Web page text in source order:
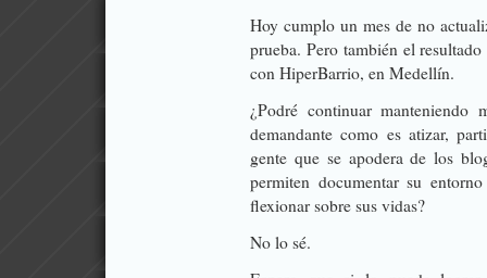
Hoy cumplo un mes de no
prueba. Pero también el
con HiperBarrio, en Medellín.
¿Podré continuar
demandante como es atizar,
gente que se apodera de los
permiten documentar su
flexionar sobre sus vidas?
No lo sé.